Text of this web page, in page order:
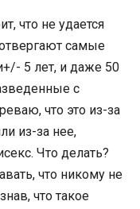
что не удается
самые
5 лет, и даже 50
с
что это из-за
из-за нее,
Что делать?
что никому не
что такое